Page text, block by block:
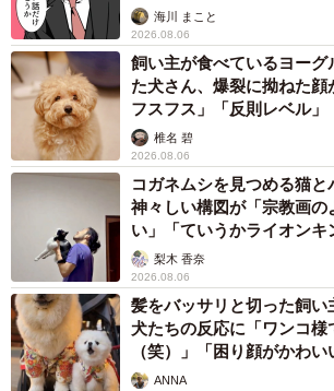
海川 まこと
2026.08.06
飼い主が食べているヨーグ
た犬さん、爆裂に拗ねた顔
フスフス」「反則レベル」
椎名 碧
2026.08.06
コガネムシを見つめる猫
神々しい構図が「宗教画
い」「ていうかライオンキ
梨木 香奈
2026.08.06
髪をバッサリと切った飼
犬たちの反応に「ワンコ様
（笑）」「困り顔がかわい
ANNA